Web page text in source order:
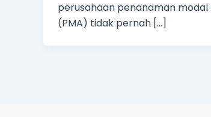
perusahaan penanaman modal
(PMA) tidak pernah […]